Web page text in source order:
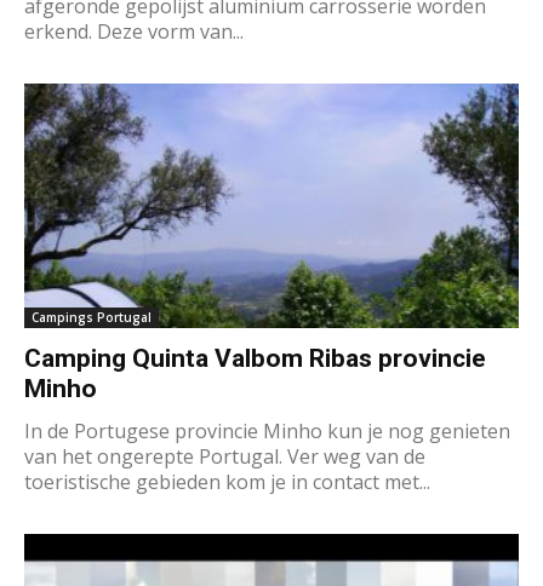
afgeronde gepolijst aluminium carrosserie worden
erkend. Deze vorm van...
Campings Portugal
Camping Quinta Valbom Ribas provincie
Minho
In de Portugese provincie Minho kun je nog genieten
van het ongerepte Portugal. Ver weg van de
toeristische gebieden kom je in contact met...